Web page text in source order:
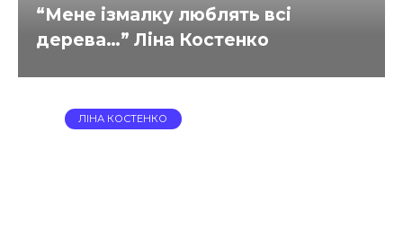
“Мене ізмалку люблять всі
дерева…” Ліна Костенко
ЛІНА КОСТЕНКО